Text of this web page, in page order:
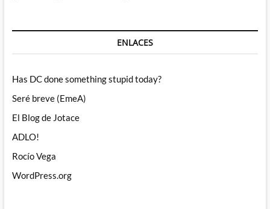
ENLACES
Has DC done something stupid today?
Seré breve (EmeA)
El Blog de Jotace
ADLO!
Rocío Vega
WordPress.org